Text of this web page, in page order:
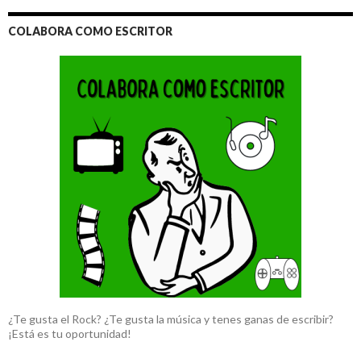
COLABORA COMO ESCRITOR
¿Te gusta el Rock? ¿Te gusta la música y tenes ganas de escribir?
¡Está es tu oportunidad!